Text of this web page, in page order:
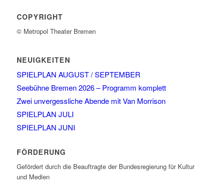
COPYRIGHT
© Metropol Theater Bremen
NEUIGKEITEN
SPIELPLAN AUGUST / SEPTEMBER
Seebühne Bremen 2026 – Programm komplett
Zwei unvergessliche Abende mit Van Morrison
SPIELPLAN JULI
SPIELPLAN JUNI
FÖRDERUNG
Gefördert durch die Beauftragte der Bundesregierung für Kultur
und Medien